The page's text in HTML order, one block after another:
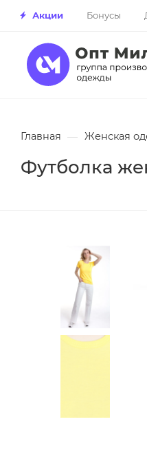
Акции Бонусы
Главная — Женская
Футболка